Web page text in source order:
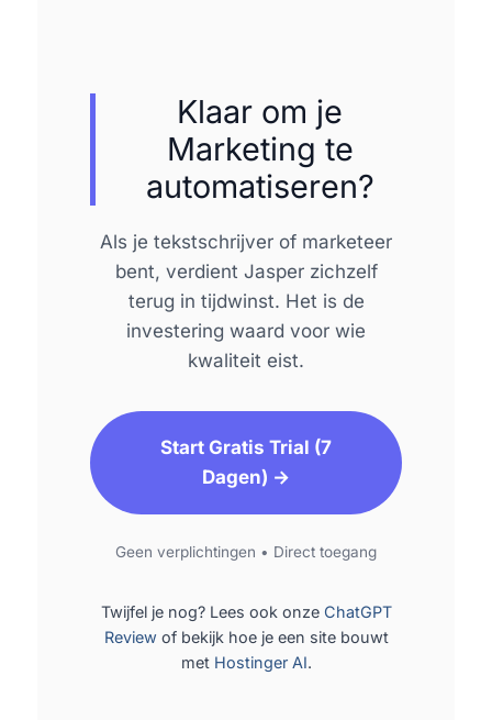
Klaar om je
Marketing te
automatiseren?
Als je tekstschrijver of marketeer
bent, verdient Jasper zichzelf
terug in tijdwinst. Het is de
investering waard voor wie
kwaliteit eist.
Start Gratis Trial (7
Dagen) →
Geen verplichtingen • Direct toegang
Twijfel je nog? Lees ook onze ChatGPT
Reviewof bekijk hoe je een site bouwt
met Hostinger AI.